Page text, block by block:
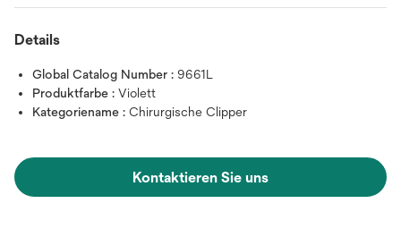
Details
Global Catalog Number : 9661L
Produktfarbe : Violett
Kategoriename : Chirurgische Clipper
Kontaktieren Sie uns